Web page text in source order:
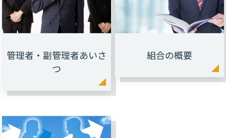
管理者・副管理者あいさ
つ
組合の概要